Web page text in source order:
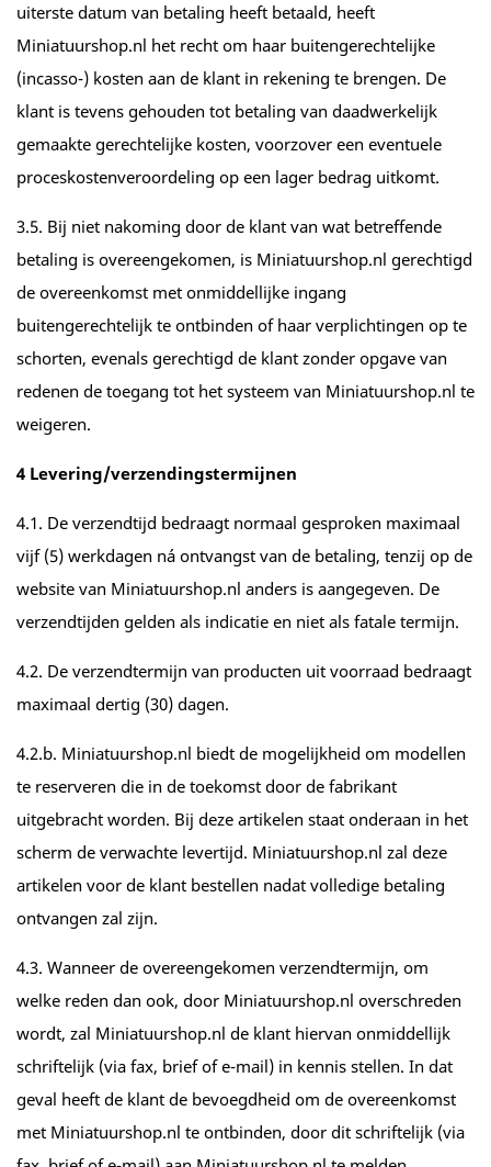
uiterste datum van betaling heeft betaald, heeft
Miniatuurshop.nl het recht om haar buitengerechtelijke
(incasso-) kosten aan de klant in rekening te brengen. De
klant is tevens gehouden tot betaling van daadwerkelijk
gemaakte gerechtelijke kosten, voorzover een eventuele
proceskostenveroordeling op een lager bedrag uitkomt.
3.5. Bij niet nakoming door de klant van wat betreffende
betaling is overeengekomen, is Miniatuurshop.nl gerechtigd
de overeenkomst met onmiddellijke ingang
buitengerechtelijk te ontbinden of haar verplichtingen op te
schorten, evenals gerechtigd de klant zonder opgave van
redenen de toegang tot het systeem van Miniatuurshop.nl te
weigeren.
4 Levering/verzendingstermijnen
4.1. De verzendtijd bedraagt normaal gesproken maximaal
vijf (5) werkdagen ná ontvangst van de betaling, tenzij op de
website van Miniatuurshop.nl anders is aangegeven. De
verzendtijden gelden als indicatie en niet als fatale termijn.
4.2. De verzendtermijn van producten uit voorraad bedraagt
maximaal dertig (30) dagen.
4.2.b. Miniatuurshop.nl biedt de mogelijkheid om modellen
te reserveren die in de toekomst door de fabrikant
uitgebracht worden. Bij deze artikelen staat onderaan in het
scherm de verwachte levertijd. Miniatuurshop.nl zal deze
artikelen voor de klant bestellen nadat volledige betaling
ontvangen zal zijn.
4.3. Wanneer de overeengekomen verzendtermijn, om
welke reden dan ook, door Miniatuurshop.nl overschreden
wordt, zal Miniatuurshop.nl de klant hiervan onmiddellijk
schriftelijk (via fax, brief of e-mail) in kennis stellen. In dat
geval heeft de klant de bevoegdheid om de overeenkomst
met Miniatuurshop.nl te ontbinden, door dit schriftelijk (via